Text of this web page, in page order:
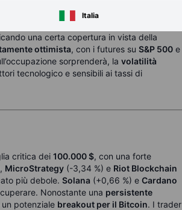
Italia
nonostante l'incertezza legata ai
una certa copertura in vista della
ottimista, con i futures su S&P 500 e
sorprenderà, la volatilità
tecnologico e sensibili ai tassi di
critica dei 100.000 $, con una forte
MicroStrategy (-3,34 %) e Riot Blockchain
più debole. Solana (+0,66 %) e Cardano
Nonostante una persistente
potenziale breakout per il Bitcoin. I trader